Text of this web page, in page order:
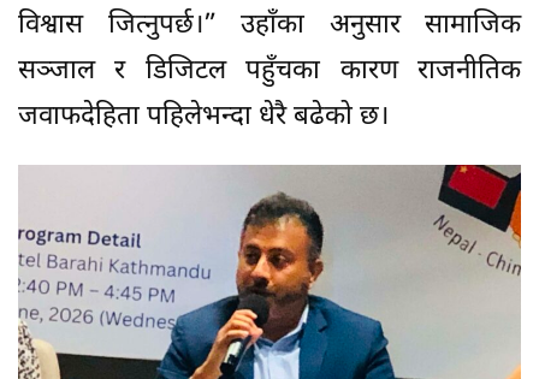
विश्वास जित्नुपर्छ।” उहाँका अनुसार सामाजिक
सञ्जाल र डिजिटल पहुँचका कारण राजनीतिक
जवाफदेहिता पहिलेभन्दा धेरै बढेको छ।